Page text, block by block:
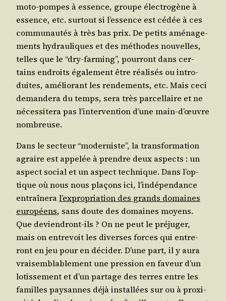
moto-pompes à essence, groupe élec­tro­gène à
essence, etc. sur­tout si l’es­sence est cédée à ces
com­mu­nau­tés à très bas prix. De petits amé­na­ge­
ments hydrau­liques et des méthodes nou­velles,
telles que le “dry-far­ming”, pour­ront dans cer­
tains endroits éga­le­ment être réa­li­sés ou intro­
duites, amé­lio­rant les ren­de­ments, etc. Mais ceci
deman­de­ra du temps, sera très par­cel­laire et ne
néces­si­te­ra pas l’in­ter­ven­tion d’une main-d’œuvre
nombreuse.
Dans le sec­teur “moder­niste”, la trans­for­ma­tion
agraire est appe­lée à prendre deux aspects : un
aspect social et un aspect tech­nique. Dans l’op­
tique où nous nous pla­çons ici, l’in­dé­pen­dance
entraî­ne­ral’ex­pro­pria­tion des grands domaines
euro­péens, sans doute des domaines moyens.
Que devien­dront-ils ? On ne peut le pré­ju­ger,
mais on entre­voit les diverses forces qui entre­
ront en jeu pour en déci­der. D’une part, il y aura
vrai­sem­bla­ble­ment une pres­sion en faveur d’un
lotis­se­ment et d’un par­tage des terres entre les
familles pay­sannes déjà ins­tal­lées sur ou à proxi­